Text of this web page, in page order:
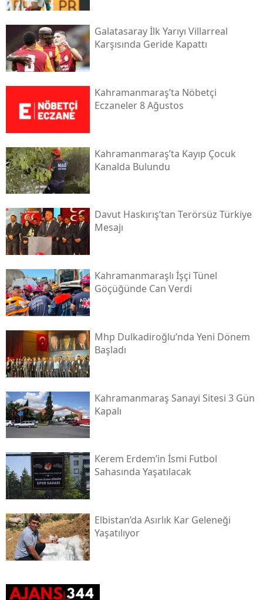
Galatasaray İlk Yarıyı Villarreal
Karşısında Geride Kapattı
Kahramanmaraş’ta Nöbetçi
Eczaneler 8 Ağustos
Kahramanmaraş’ta Kayıp Çocuk
Kanalda Bulundu
Davut Haskırış’tan Terörsüz Türkiye
Mesajı
Kahramanmaraşlı İşçi Tünel
Göçüğünde Can Verdi
Mhp Dulkadiroğlu’nda Yeni Dönem
Başladı
Kahramanmaraş Sanayi Sitesi 3 Gün
Kapalı
Kerem Erdem’in İsmi Futbol
Sahasında Yaşatılacak
Elbistan’da Asırlık Kar Geleneği
Yaşatılıyor